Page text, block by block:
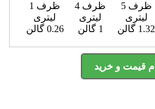
ظرف 5
لیتری
1.32 گالن
ظرف 4
لیتری
1 گالن
ظرف 1
لیتری
0.26 گالن
قیمت و خرید